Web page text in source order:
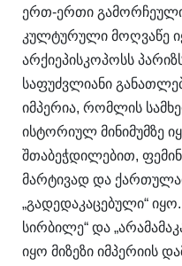
ერთ-ერთი
კულტურული მოღვაწე
არქიეპისკოპოსს
საფუძვლიანი
იმპერია, რომლის
ისტორიულ მინიმუმზე
შთაბეჭდილებით,
მარტივად და
„გადედაკაცებული“
სირბილე“ და
იყო მიზეზი იმპერიის